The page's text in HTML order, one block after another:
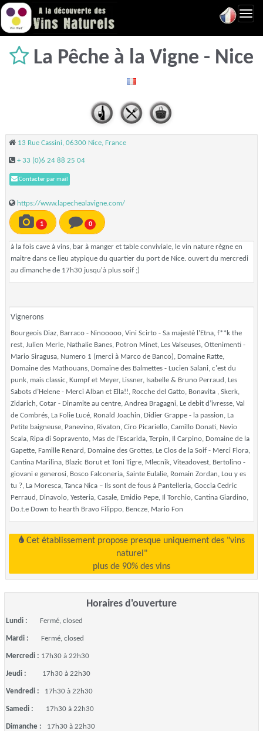
La Pêche à la Vigne - Nice
13 Rue Cassini, 06300 Nice, France
+ 33 (0)6 24 88 25 04
Contacter par mail
https://www.lapechealavigne.com/
1 0
à la fois cave à vins, bar à manger et table conviviale, le vin nature règne en
maitre dans ce lieu atypique du quartier du port de Nice. ouvert du mercredi
au dimanche de 17h30 jusqu'à plus soif ;)
Vignerons
Bourgeois Diaz, Barraco - Ninooooo, Vini Scirto - Sa majestè l'Etna, f**k the
rest, Julien Merle, Nathalie Banes, Potron Minet, Les Valseuses, Ottenimenti -
Mario Siragusa, Numero 1 (merci à Marco de Banco), Domaine Ratte,
Domaine des Mathouans, Domaine des Balmettes - Lucien Salani, c'est du
punk, mais classic, Kumpf et Meyer, Lissner, Isabelle & Bruno Perraud, Les
Sabots d’Helene - Merci Alban et Ella!!, Rocche del Gatto, Bonavita , Skerk,
Zidarich, Cotar - Dinamite au centre, Andrea Bragagni, Le debit d’ivresse, Val
de Combrés, La Folie Lucé, Ronald Joachin, Didier Grappe - la passion, La
Petite baigneuse, Panevino, Rivaton, Ciro Picariello, Camillo Donati, Nevio
Scala, Ripa di Sopravento, Mas de l’Escarida, Terpin, Il Carpino, Domaine de la
Gapette, Famille Renard, Domaine des Grottes, Le Clos de la Soif - Merci Flora,
Cantina Marilina, Blazic Borut et Toni Tigre, Mlecnik, Viteadovest, Bertolino -
giovani e generosi, Bosco Falconeria, Sainte Eulalie, Romain Zordan, Lou y es
tu ?, La Moresca, Tanca Nica – Ils sont de fous à Pantelleria, Goccia Cedric
Perraud, Dinavolo, Yesteria, Casale, Emidio Pepe, Il Torchio, Cantina Giardino,
Do.t.e Down to hearth Bravo Filippo, Bencze, Mario Fon
Cet établissement propose presque uniquement des "vins
naturel"
plus de 90% des vins
Horaires d'ouverture
Lundi : Fermé, closed
Mardi : Fermé, closed
Mercredi : 17h30 à 22h30
Jeudi : 17h30 à 22h30
Vendredi : 17h30 à 22h30
Samedi : 17h30 à 22h30
Dimanche : 17h30 à 22h30